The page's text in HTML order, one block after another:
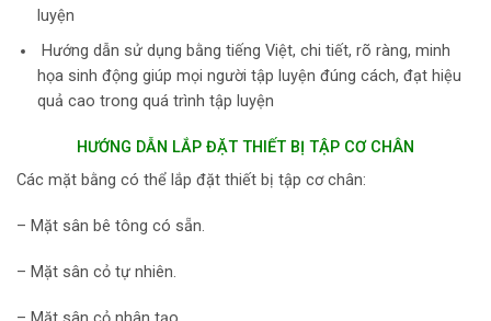
luyện
Hướng dẫn sử dụng bằng tiếng Việt, chi tiết, rõ ràng, minh
họa sinh động giúp mọi người tập luyện đúng cách, đạt hiệu
quả cao trong quá trình tập luyện
HƯỚNG DẪN LẮP ĐẶT THIẾT BỊ TẬP CƠ CHÂN
Các mặt bằng có thể lắp đặt thiết bị tập cơ chân:
– Mặt sân bê tông có sẵn.
– Mặt sân cỏ tự nhiên.